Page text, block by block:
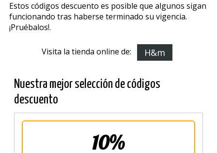
Estos códigos descuento es posible que algunos sigan
funcionando tras haberse terminado su vigencia.
¡Pruébalos!.
Visita la tienda online de: H&m
Nuestra mejor selección de códigos
descuento
10%